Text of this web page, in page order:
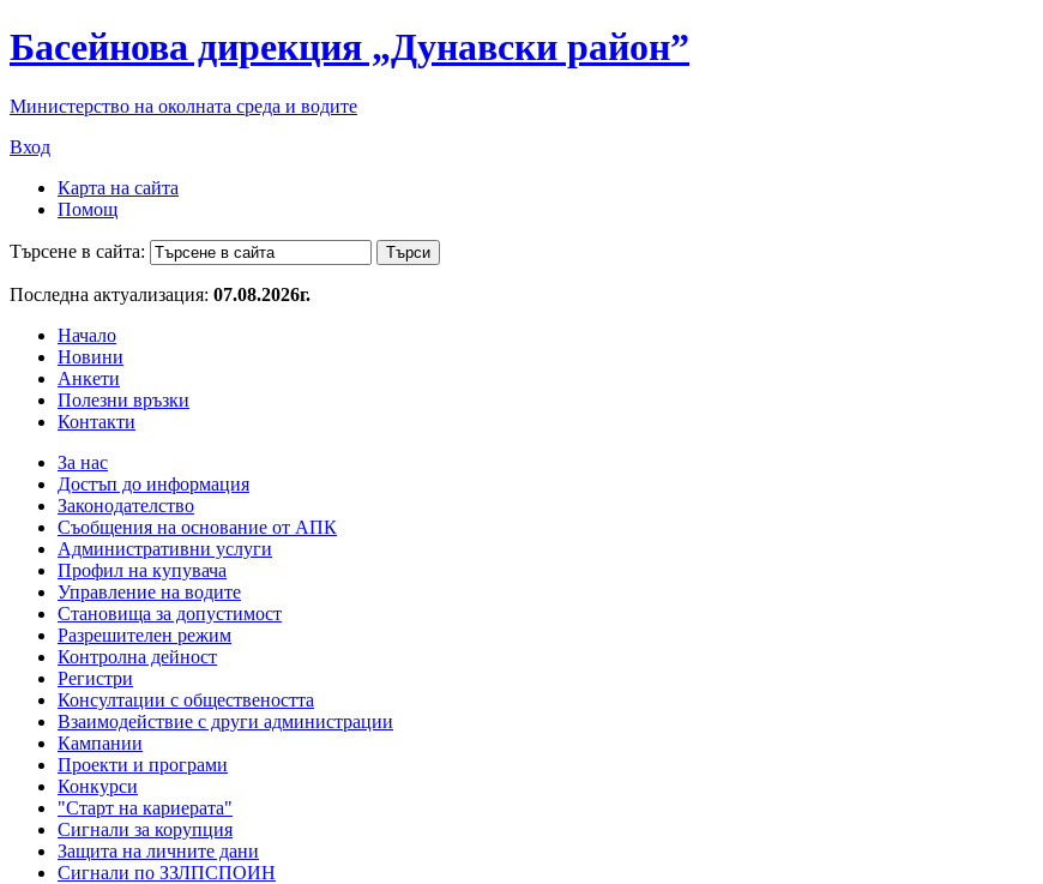
Басейнова дирекция „Дунавски район”
Министерство на околната среда и водите
Вход
Карта на сайта
Помощ
Търсене в сайта:
Последна актуализация: 07.08.2026г.
Начало
Новини
Анкети
Полезни връзки
Контакти
За нас
Достъп до информация
Законодателство
Съобщения на основание от АПК
Административни услуги
Профил на купувача
Управление на водите
Становища за допустимост
Разрешителен режим
Контролна дейност
Регистри
Консултации с обществеността
Взаимодействие с други администрации
Кампании
Проекти и програми
Конкурси
"Старт на кариерата"
Сигнали за корупция
Защита на личните дани
Сигнали по ЗЗЛПСПОИН